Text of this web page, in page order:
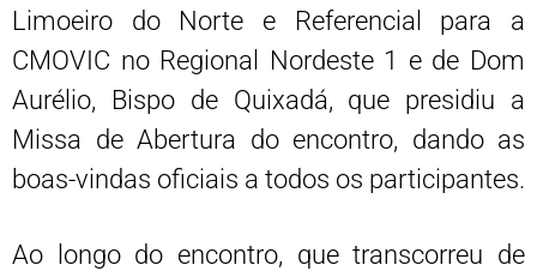
Limoeiro do Norte e Referencial para a
CMOVIC no Regional Nordeste 1 e de Dom
Aurélio, Bispo de Quixadá, que presidiu a
Missa de Abertura do encontro, dando as
boas-vindas oficiais a todos os participantes.
Ao longo do encontro, que transcorreu de